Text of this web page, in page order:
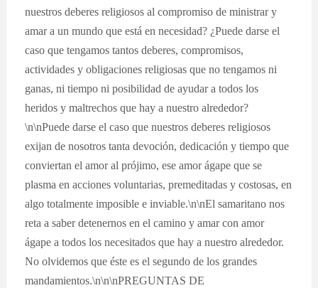
nuestros deberes religiosos al compromiso de ministrar y
amar a un mundo que está en necesidad? ¿Puede darse el
caso que tengamos tantos deberes, compromisos,
actividades y obligaciones religiosas que no tengamos ni
ganas, ni tiempo ni posibilidad de ayudar a todos los
heridos y maltrechos que hay a nuestro alrededor?
\n\nPuede darse el caso que nuestros deberes religiosos
exijan de nosotros tanta devoción, dedicación y tiempo que
conviertan el amor al prójimo, ese amor ágape que se
plasma en acciones voluntarias, premeditadas y costosas, en
algo totalmente imposible e inviable.\n\nEl samaritano nos
reta a saber detenernos en el camino y amar con amor
ágape a todos los necesitados que hay a nuestro alrededor.
No olvidemos que éste es el segundo de los grandes
mandamientos.\n\n\nPREGUNTAS DE